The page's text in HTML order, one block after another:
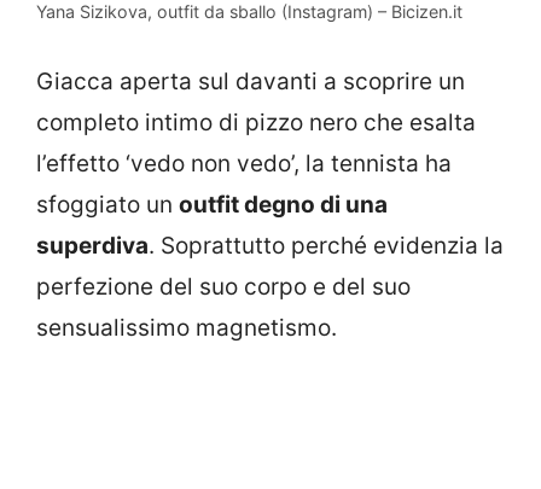
Yana Sizikova, outfit da sballo (Instagram) – Bicizen.it
Giacca aperta sul davanti a scoprire un
completo intimo di pizzo nero che esalta
l’effetto ‘vedo non vedo’, la tennista ha
sfoggiato un outfit degno di una
superdiva. Soprattutto perché evidenzia la
perfezione del suo corpo e del suo
sensualissimo magnetismo.